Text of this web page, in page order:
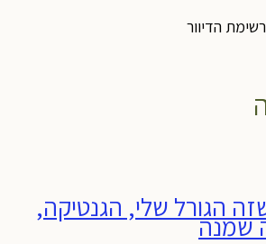
הדיוור
הגורל שלי, הגנטיקה,
שמנה